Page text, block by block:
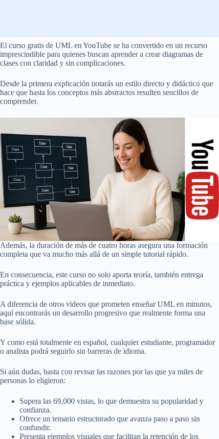
El curso gratis de UML en YouTube se ha convertido en un recurso
imprescindible para quienes buscan aprender a crear diagramas de
clases con claridad y sin complicaciones.
Desde la primera explicación notarás un estilo directo y didáctico que
hace que hasta los conceptos más abstractos resulten sencillos de
comprender.
Además, la duración de más de cuatro horas asegura una formación
completa que va mucho más allá de un simple tutorial rápido.
En consecuencia, este curso no solo aporta teoría, también entrega
práctica y ejemplos aplicables de inmediato.
A diferencia de otros videos que prometen enseñar UML en minutos,
aquí encontrarás un desarrollo progresivo que realmente forma una
base sólida.
Y como está totalmente en español, cualquier estudiante, programador
o analista podrá seguirlo sin barreras de idioma.
Si aún dudas, basta con revisar las razones por las que ya miles de
personas lo eligieron:
Supera las 69,000 vistas, lo que demuestra su popularidad y
confianza.
Ofrece un temario estructurado que avanza paso a paso sin
confundir.
Presenta ejemplos visuales que facilitan la retención de los